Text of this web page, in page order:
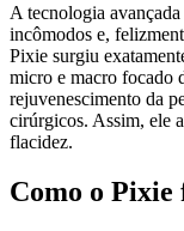
A tecnologia avançada
incômodos e,
Pixie surgiu
micro e macro focado
rejuvenescimento da
cirúrgicos. Assim, ele
flacidez.
Como o Pixie